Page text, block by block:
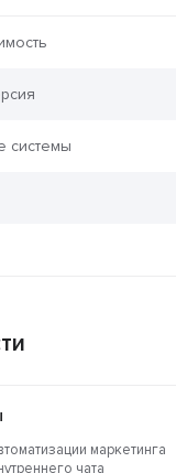
системы
маркетинга
чата